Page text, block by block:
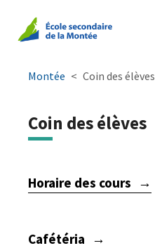
Montée Coin des élèves
Coin des élèves
Horaire des cours
Cafétéria